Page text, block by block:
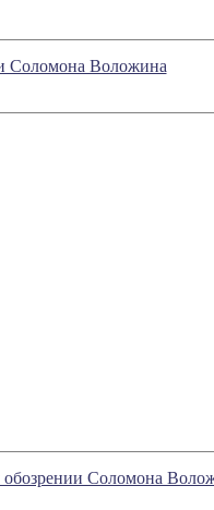
Соломона Воложина
обозрении Соломона